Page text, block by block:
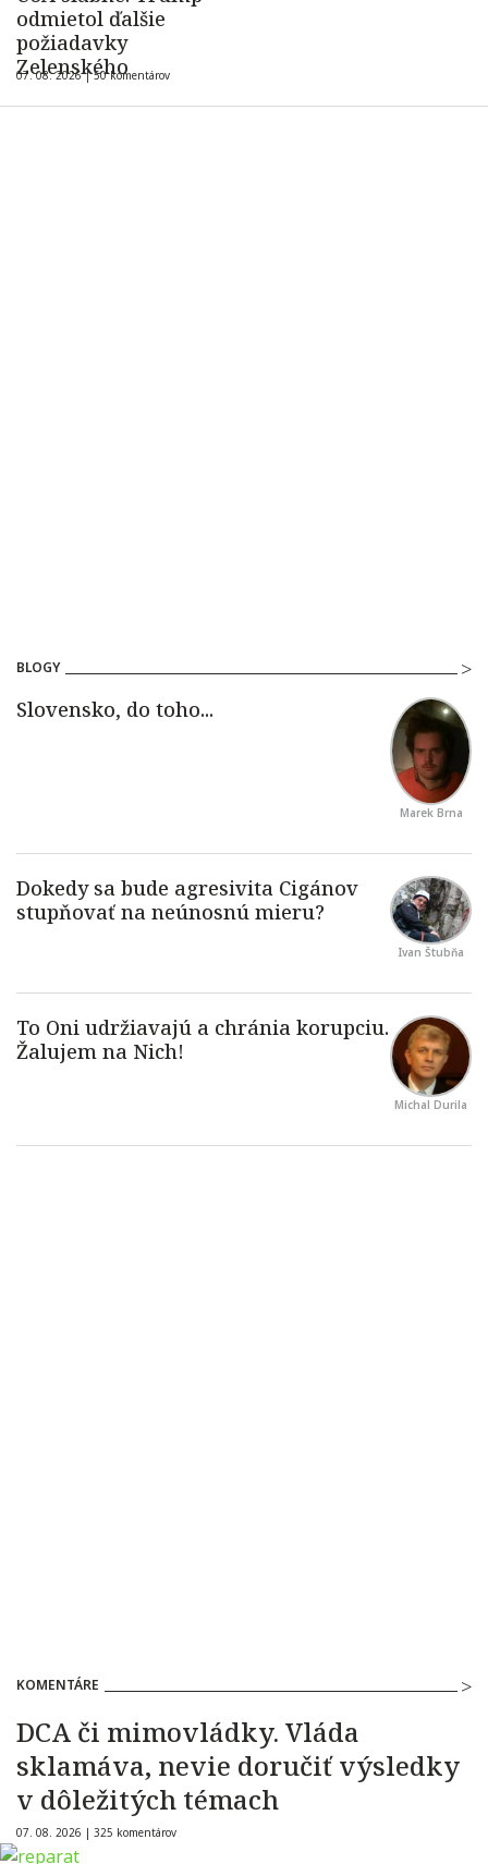
odmietol ďalšie
požiadavky
Zelenského
07. 08. 2026 |50 komentárov
BLOGY
Marek Brna
Ivan Štubňa
Michal Durila
KOMENTÁRE
DCA či mimovládky. Vláda
sklamáva, nevie doručiť výsledky
v dôležitých témach
07. 08. 2026 | 325 komentárov